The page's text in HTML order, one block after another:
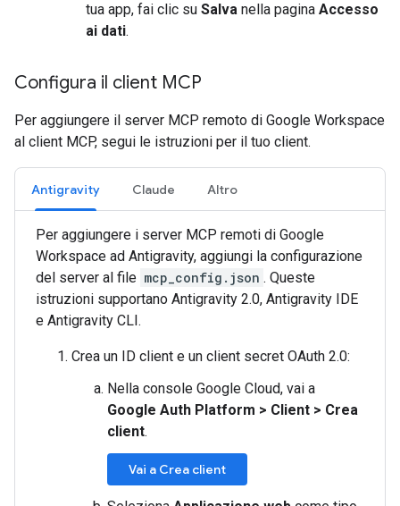
tua app, fai clic su Salva nella pagina Accesso
ai dati.
Configura il client MCP
Per aggiungere il server MCP remoto di Google Workspace
al client MCP, segui le istruzioni per il tuo client.
Antigravity Claude Altro
Per aggiungere i server MCP remoti di Google
Workspace ad Antigravity, aggiungi la configurazione
del server al file mcp_config.json . Queste
istruzioni supportano Antigravity 2.0, Antigravity IDE
e Antigravity CLI.
Crea un ID client e un client secret OAuth 2.0:
Nella console Google Cloud, vai a
Google Auth Platform > Client > Crea
client.
Vai a Crea client